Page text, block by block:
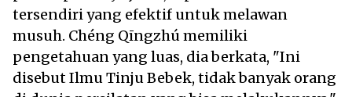
tersendiri yang efektif untuk melawan
musuh. Chéng Qīngzhú memiliki
pengetahuan yang luas, dia berkata, "Ini
disebut Ilmu Tinju Bebek, tidak banyak orang